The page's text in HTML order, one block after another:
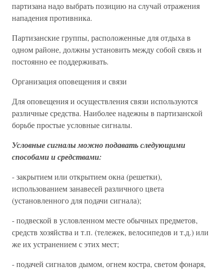
партизана надо выбрать позицию на случай отражения
нападения противника.
Партизанские группы, расположенные для отдыха в
одном районе, должны установить между собой связь и
постоянно ее поддерживать.
Организация оповещения и связи
Для оповещения и осуществления связи используются
различные средства. Наиболее надежны в партизанской
борьбе простые условные сигналы.
Условные сигналы можно подавать следующими
способами и средствами:
- закрытием или открытием окна (решетки),
использованием занавесей различного цвета
(установленного для подачи сигнала);
- подвеской в условленном месте обычных предметов,
средств хозяйства и т.п. (тележек, велосипедов и т.д.) или
же их устранением с этих мест;
- подачей сигналов дымом, огнем костра, светом фонаря,